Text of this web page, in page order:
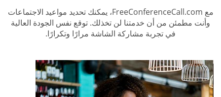
مع FreeConferenceCall.com، يمكنك تحديد مواعيد الاجتماعات
وأنت مطمئن من أن خدمتنا لن تخذلك. توقع نفس الجودة العالية
في تجربة مشاركة الشاشة مرارًا وتكرارًا.